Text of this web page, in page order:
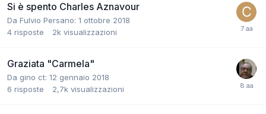
Si è spento Charles Aznavour
Da Fulvio Persano: 1 ottobre 2018
4 risposte 2k visualizzazioni
Graziata "Carmela"
Da gino ct: 12 gennaio 2018
6 risposte 2,7k visualizzazioni